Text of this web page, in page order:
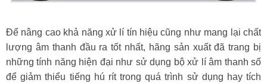
Để nâng cao khả năng xử lí tín hiệu cũng như mang lại chất
lượng âm thanh đầu ra tốt nhất, hãng sản xuất đã trang bị
những tính năng hiện đại như sử dụng bộ xử lí âm thanh số
để giảm thiểu tiếng hú rít trong quá trình sử dụng hay tích